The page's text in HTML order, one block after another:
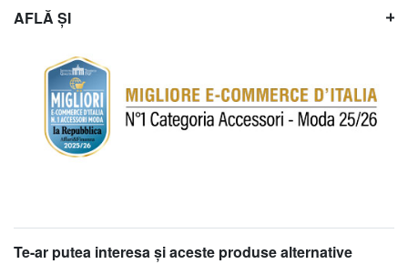
AFLĂ ȘI
Te-ar putea interesa şi aceste produse alternative